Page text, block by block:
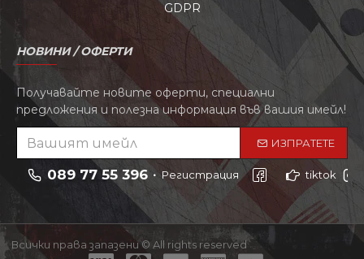
GDPR
НОВИНИ / ОФЕРТИ
Получавайте новите оферти, специални
предложения и полезна информация във вашия имейл!
ИЗПРАТЕТЕ
089 77 55 396 Регистрация tiktok
Всички права запазени © All rights reserved